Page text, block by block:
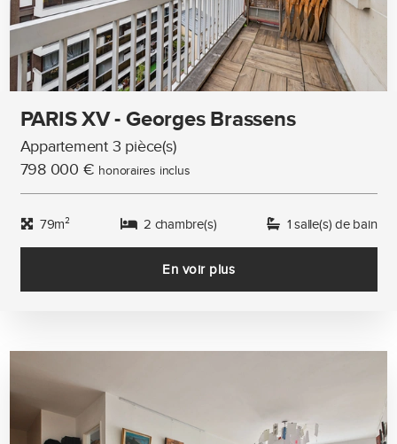
PARIS XV - Georges Brassens
Appartement 3 pièce(s)
798 000 € honoraires inclus
79m² 2 chambre(s) 1 salle(s) de bain
En voir plus